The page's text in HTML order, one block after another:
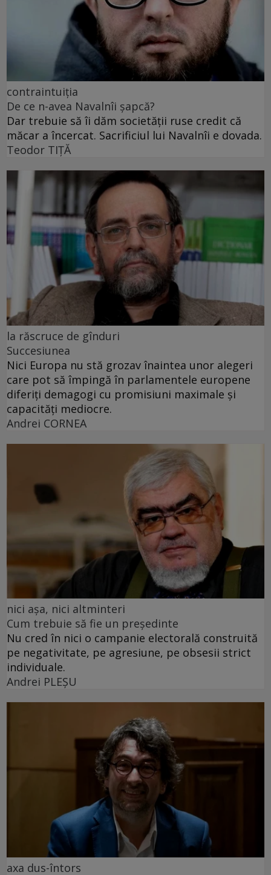
contraintuiția
De ce n-avea Navalnîi șapcă?
Dar trebuie să îi dăm societății ruse credit că
măcar a încercat. Sacrificiul lui Navalnîi e dovada.
Teodor TIŢĂ
la răscruce de gînduri
Succesiunea
Nici Europa nu stă grozav înaintea unor alegeri
care pot să împingă în parlamentele europene
diferiți demagogi cu promisiuni maximale și
capacități mediocre.
Andrei CORNEA
nici așa, nici altminteri
Cum trebuie să fie un președinte
Nu cred în nici o campanie electorală construită
pe negativitate, pe agresiune, pe obsesii strict
individuale.
Andrei PLEŞU
axa dus-întors